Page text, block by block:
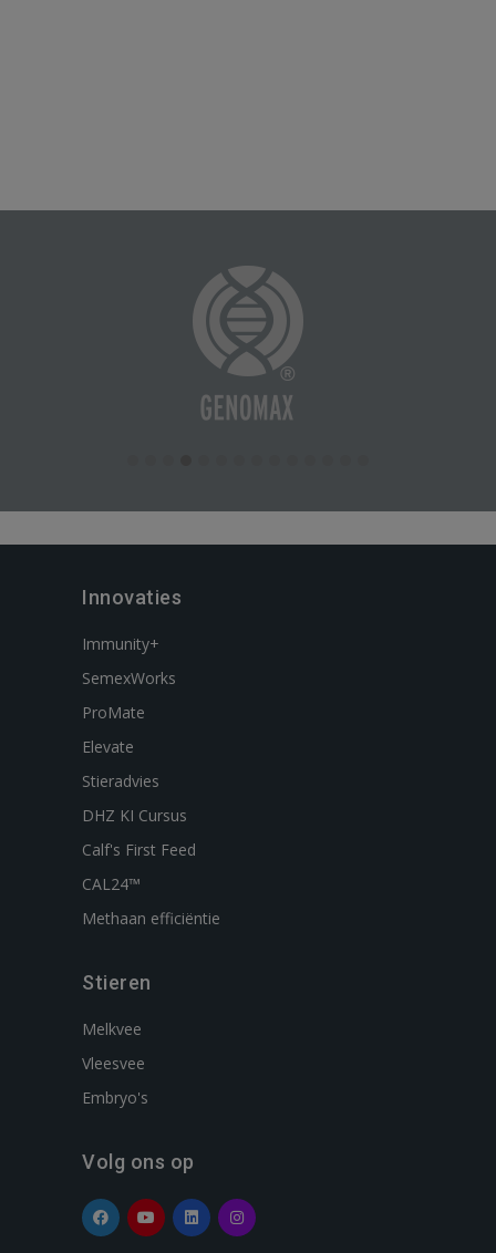
Innovaties
Immunity+
SemexWorks
ProMate
Elevate
Stieradvies
DHZ KI Cursus
Calf's First Feed
CAL24™
Methaan efficiëntie
Stieren
Melkvee
Vleesvee
Embryo's
Volg ons op